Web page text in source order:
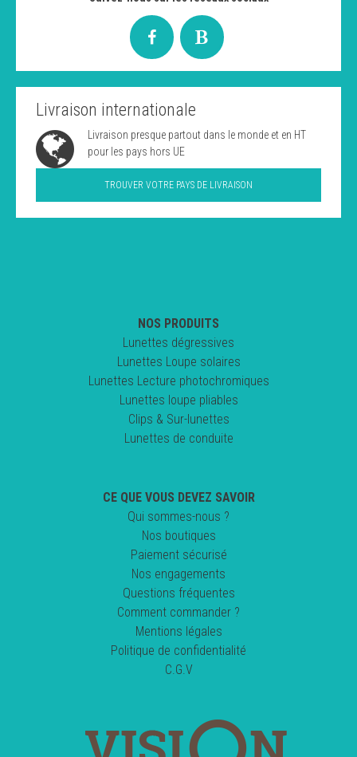
Livraison internationale
Livraison presque partout dans le monde et en HT
pour les pays hors UE
TROUVER VOTRE PAYS DE LIVRAISON
NOS PRODUITS
Lunettes dégressives
Lunettes Loupe solaires
Lunettes Lecture photochromiques
Lunettes loupe pliables
Clips & Sur-lunettes
Lunettes de conduite
CE QUE VOUS DEVEZ SAVOIR
Qui sommes-nous ?
Nos boutiques
Paiement sécurisé
Nos engagements
Questions fréquentes
Comment commander ?
Mentions légales
Politique de confidentialité
C.G.V